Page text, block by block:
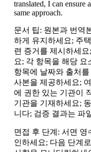
translated, I can ensure
same approach.
문서 팁: 원본과 번역
하게 유지하세요; 주
련 증거를 제시하세
요; 각 항목을 해당
항목에 날짜와 출처
사본을 제공하세요;
에 권한 있는 기관이
기관을 기재하세요;
니다; 검증 결과는 파
면접 후 단계: 서면
인하세요; 다음 단계